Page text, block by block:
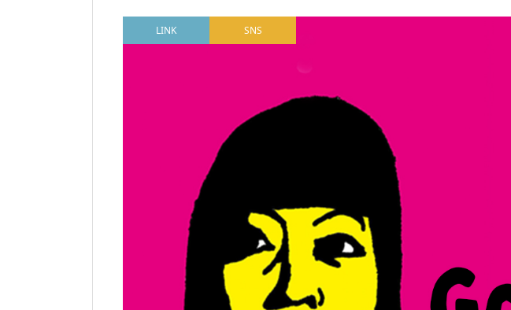
LINK SNS